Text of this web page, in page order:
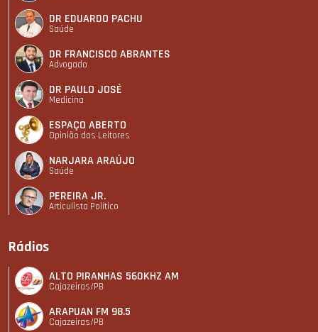
DR EDUARDO PACHU
Saúde
DR FRANCISCO ABRANTES
Advogado
DR PAULO JOSÉ
Medicina
ESPAÇO ABERTO
Opinião dos Leitores
NARJARA ARAÚJO
Saúde
PEREIRA JR.
Articulista Polí­tico
Rádios
ALTO PIRANHAS 560KHZ AM
Cajazeiras/PB
ARAPUAN FM 98.5
Cajazeiras/PB